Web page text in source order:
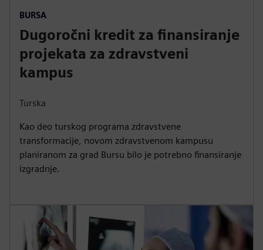
BURSA
Dugoročni kredit za finansiranje
projekata za zdravstveni
kampus
Turska
Kao deo turskog programa zdravstvene
transformacije, novom zdravstvenom kampusu
planiranom za grad Bursu bilo je potrebno finansiranje
izgradnje.